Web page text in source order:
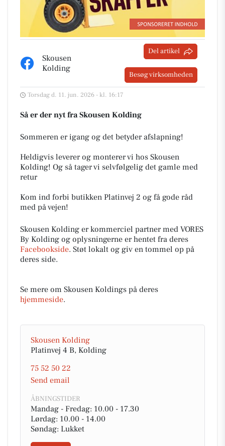
Skousen
Kolding
Del artikel
Besøg virksomheden
Torsdag d. 11. jun. 2026 - kl. 16:17
Så er der nyt fra Skousen Kolding
Sommeren er igang og det betyder afslapning!
Heldigvis leverer og monterer vi hos Skousen
Kolding! Og så tager vi selvfølgelig det gamle med
retur
Kom ind forbi butikken Platinvej 2 og få gode råd
med på vejen!
Skousen Kolding er kommerciel partner med VORES
By Kolding og oplysningerne er hentet fra deres
Facebookside. Støt lokalt og giv en tommel op på
deres side.
Se mere om Skousen Koldings på deres
hjemmeside.
Skousen Kolding
Platinvej 4 B, Kolding
75 52 50 22
Send email
ÅBNINGSTIDER
Mandag - Fredag: 10.00 - 17.30
Lørdag: 10.00 - 14.00
Søndag: Lukket